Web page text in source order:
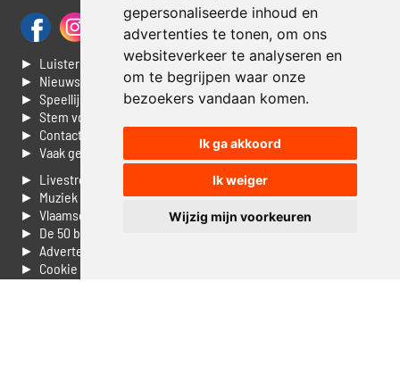
gepersonaliseerde inhoud en
advertenties te tonen, om ons
websiteverkeer te analyseren en
om te begrijpen waar onze
bezoekers vandaan komen.
Ik ga akkoord
Ik weiger
Wijzig mijn voorkeuren
► Luisteren naar Jouwradio
► Nieuws
► Speellijst
► Stem voor de Dag top 3
► Contacteer ons
► Vaak gestelde vragen
► Livestream informatie
► Muziek opzoeken
► Vlaamse 100 Aller tijden
► De 50 beste van...
► Adverteren op Jouwradio
► Cookie voorkeuren wijzigen